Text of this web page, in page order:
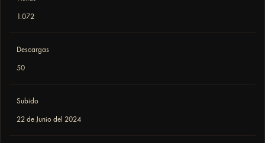
1.072
Descargas
50
Subido
22 de Junio del 2024